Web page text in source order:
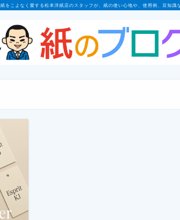
紙をこよなく愛する松本洋紙店のスタッフが、紙の使い心地や、使用例、豆知識